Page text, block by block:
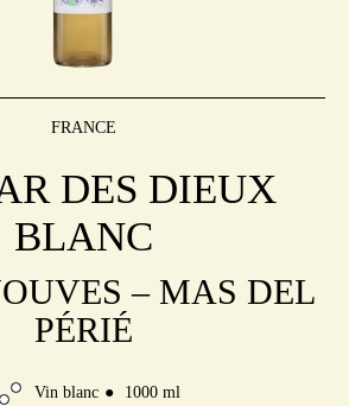
FRANCE
DES DIEUX
BLANC
– MAS DEL
PÉRIÉ
Vin blanc 1000 ml